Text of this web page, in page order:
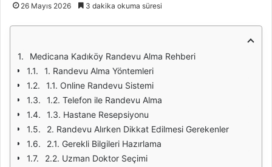
26 Mayıs 2026 3 dakika okuma süresi
Medicana Kadıköy Randevu Alma Rehberi
1. Randevu Alma Yöntemleri
1.1. Online Randevu Sistemi
1.2. Telefon ile Randevu Alma
1.3. Hastane Resepsiyonu
2. Randevu Alırken Dikkat Edilmesi Gerekenler
2.1. Gerekli Bilgileri Hazırlama
2.2. Uzman Doktor Seçimi